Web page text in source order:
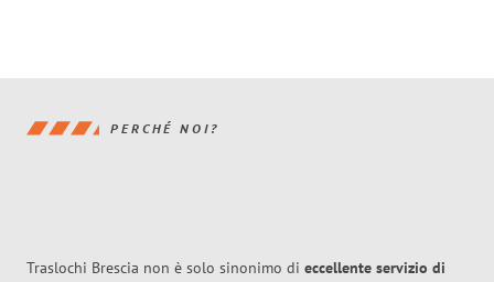
PERCHÉ NOI?
Traslochi Brescia non è solo sinonimo di eccellente servizio di